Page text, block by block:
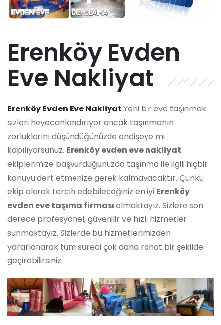
Erenköy Evden
Eve Nakliyat
Erenköy Evden Eve NakliyatYeni bir eve taşınmak
sizleri heyecanlandırıyor ancak taşınmanın
zorluklarını düşündüğünüzde endişeye mi
kapılıyorsunuz. Erenköy evden eve nakliyat
ekiplerimize başvurduğunuzda taşınma ile ilgili hiçbir
konuyu dert etmenize gerek kalmayacaktır. Çünkü
ekip olarak tercih edebileceğiniz en iyi Erenköy
evden eve taşıma firmasıolmaktayız. Sizlere son
derece profesyonel, güvenilir ve hızlı hizmetler
sunmaktayız. Sizlerde bu hizmetlerimizden
yararlanarak tüm süreci çok daha rahat bir şekilde
geçirebilirsiniz.